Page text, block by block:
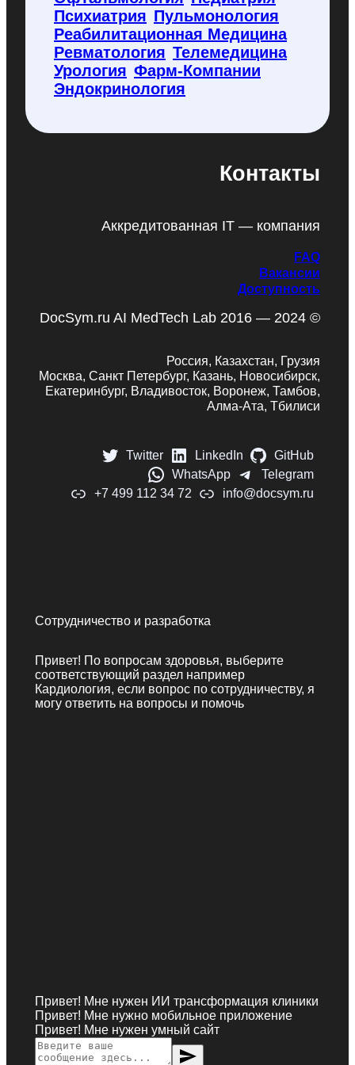
Психиатрия Пульмонология
Реабилитационная Медицина
Ревматология Телемедицина
Урология Фарм-Компании
Эндокринология
Контакты
Аккредитованная IT — компания
FAQ
Вакансии
Доступность
DocSym.ru AI MedTech Lab 2016 — 2024 ©
Россия, Казахстан, Грузия
Москва, Санкт Петербург, Казань, Новосибирск,
Екатеринбург, Владивосток, Воронеж, Тамбов,
Алма-Ата, Тбилиси
Twitter LinkedIn
GitHub
WhatsApp
Telegram
+7 499 112 34 72
info@docsym.ru
Сотрудничество и разработка
Привет! По вопросам здоровья, выберите
соответствующий раздел например
Кардиология, если вопрос по сотрудничеству, я
могу ответить на вопросы и помочь
Привет! Мне нужен ИИ трансформация клиники
Привет! Мне нужно мобильное приложение
Привет! Мне нужен умный сайт
send